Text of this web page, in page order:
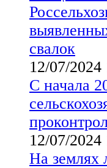
свалок
12/07/2024
С начала
12/07/2024
На землях